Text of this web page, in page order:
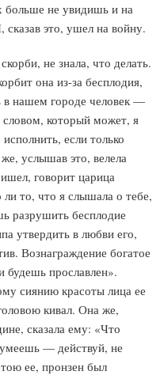
больше не увидишь и на
это, ушел на войну.
не знала, что делать.
она из-за бесплодия,
в нашем городе человек —
который может, я
если только
услышав это, велела
говорит царица
то, что я слышала о тебе,
разрушить бесплодие
утвердить в любви его,
Вознаграждение богатое
прославлен».
сиянию красоты лица ее
кивал. Она же,
сказала ему: «Что
— действуй, не
ее, пронзен был